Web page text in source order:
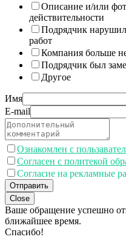
Описание и/или
действительности
Подрядчик
работ
Компания больше
Подрядчик был
Другое
Имя
E-mail
Ознакомлен с
Согласен с политекой
Согласие на рекламные
Отправить
Close
Ваше обращение успешно
ближайшее время.
Спасибо!